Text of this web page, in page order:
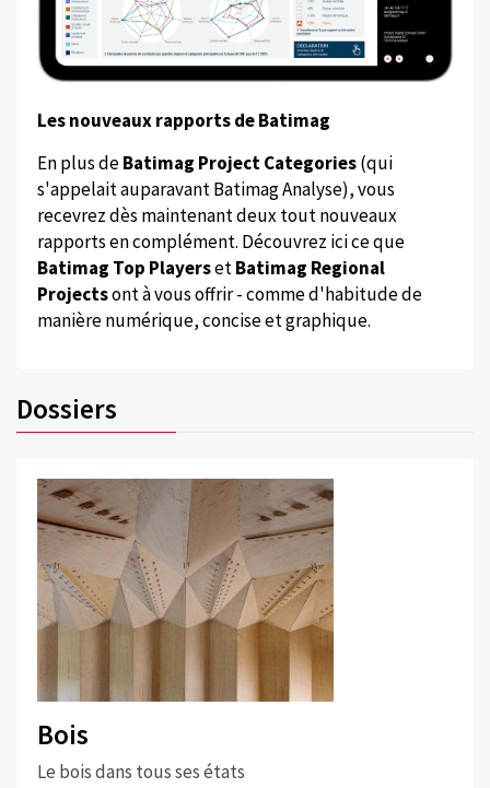
Les nouveaux rapports de Batimag
En plus deBatimag Project Categories(qui
s'appelait auparavant Batimag Analyse), vous
recevrez dès maintenant deux tout nouveaux
rapports en complément. Découvrez ici ce que
Batimag Top PlayersetBatimag Regional
Projectsont à vous offrir - comme d'habitude de
manière numérique, concise et graphique.
Dossiers
Bois
Le bois dans tous ses états